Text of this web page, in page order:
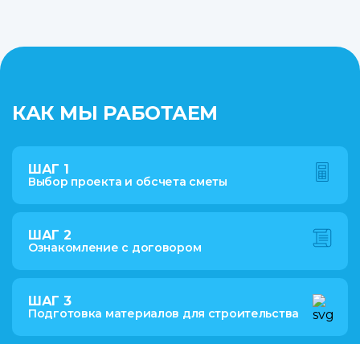
КАК МЫ РАБОТАЕМ
ШАГ 1
Выбор проекта и обсчета сметы
ШАГ 2
Ознакомление с договором
ШАГ 3
Подготовка материалов для строительства